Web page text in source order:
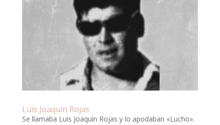
Luis Joaquín Rojas
Se llamaba Luis Joaquín Rojas y lo apodaban «Lucho».